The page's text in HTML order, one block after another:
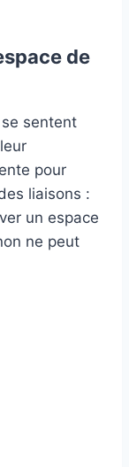
de
sentent
pour
liaisons :
un espace
ne peut